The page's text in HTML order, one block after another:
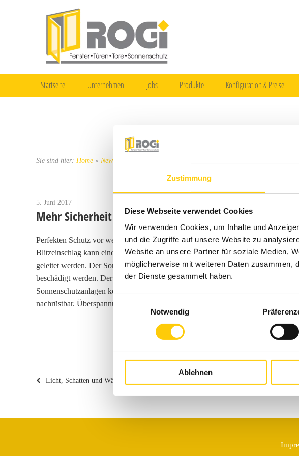
Zustimmung
Diese Webseite verwendet Cookies
Wir verwenden Cookies, um Inhalte und
und die Zugriffe auf unsere Website zu
Website an unsere Partner für soziale Medien,
möglicherweise mit weiteren Daten zusammen,
der Dienste gesammelt haben.
Notwendig
Ablehnen
Startseite Unternehmen Jobs Produkte Konfiguration & Preise
Sie sind hier: Home » News
Veröffentlicht
am
5. Juni 2017
Mehr Sicherheit für Ihr Zuhause?
Perfekten Schutz vor weitreichenden und kostspieligen Schäden bietet Ihnen
Blitzeinschlag kann eine Überspannung durch Sonnenschutzprodukte mit
geleitet werden. Der Sonnenschutz selbst, aber auch weitere Verbraucher und
beschädigt werden. Der Zwischenstecker protect ist ein wichtiger Bestandteil des
Sonnenschutzanlagen konzipiert. Er ist für alle 230 V Standard Antriebe mit
nachrüstbar. Überspannungsschutz clever und sicher gelöst.
Beitragsnavigation
Vorheriger
Licht, Schatten und Wärme bequem per Knopdruck steuern?